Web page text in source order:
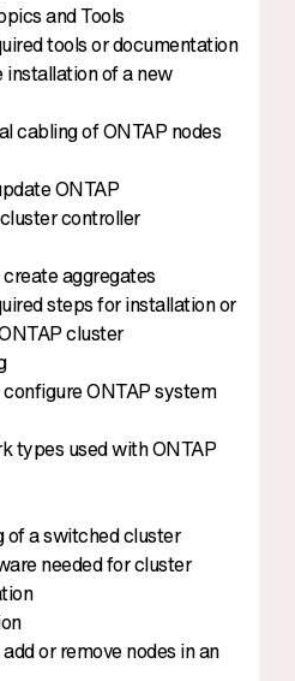
and Tools
tools or documentation
of a new
cabling of ONTAP nodes
ONTAP
controller
aggregates
steps for installation or
cluster
ONTAP system
types used with ONTAP
of a switched cluster
needed for cluster
or remove nodes in an